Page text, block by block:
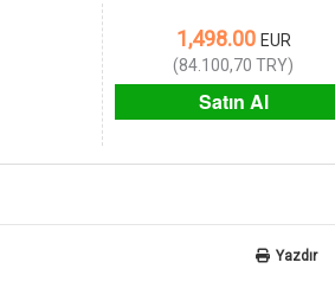
1,498.00 EUR
(84.100,70 TRY)
Satın Al
Yazdır